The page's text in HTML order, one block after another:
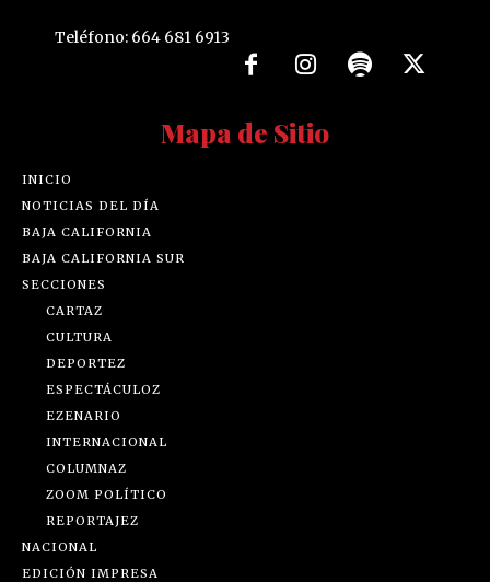
Teléfono: 664 681 6913
Mapa de Sitio
INICIO
NOTICIAS DEL DÍA
BAJA CALIFORNIA
BAJA CALIFORNIA SUR
SECCIONES
CARTAZ
CULTURA
DEPORTEZ
ESPECTÁCULOZ
EZENARIO
INTERNACIONAL
COLUMNAZ
ZOOM POLÍTICO
REPORTAJEZ
NACIONAL
EDICIÓN IMPRESA